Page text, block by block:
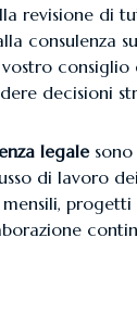
revisione di
consulenza
consiglio
decisioni
legalesono
di lavoro